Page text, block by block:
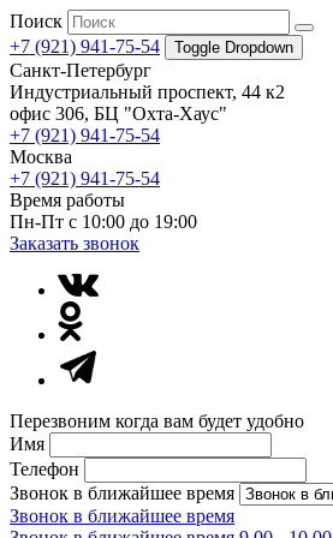
Поиск
+7 (921) 941-75-54
Toggle Dropdown
Санкт-Петербург
Индустриальный проспект, 44 к2
офис 306, БЦ "Охта-Хаус"
+7 (921) 941-75-54
Москва
+7 (921) 941-75-54
Время работы
Пн-Пт с 10:00 до 19:00
Заказать звонок
Перезвоним когда вам будет удобно
Имя
Телефон
Звонок в ближайшее время
Звонок в ближайшее время